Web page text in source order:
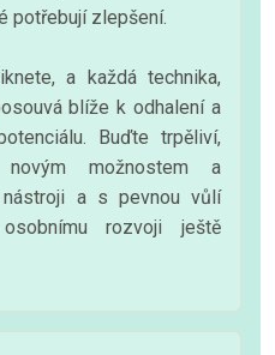
potřebují zlepšení.
a každá technika,
blíže k odhalení a
Buďte trpěliví,
možnostem a
a s pevnou vůlí
rozvoji ještě